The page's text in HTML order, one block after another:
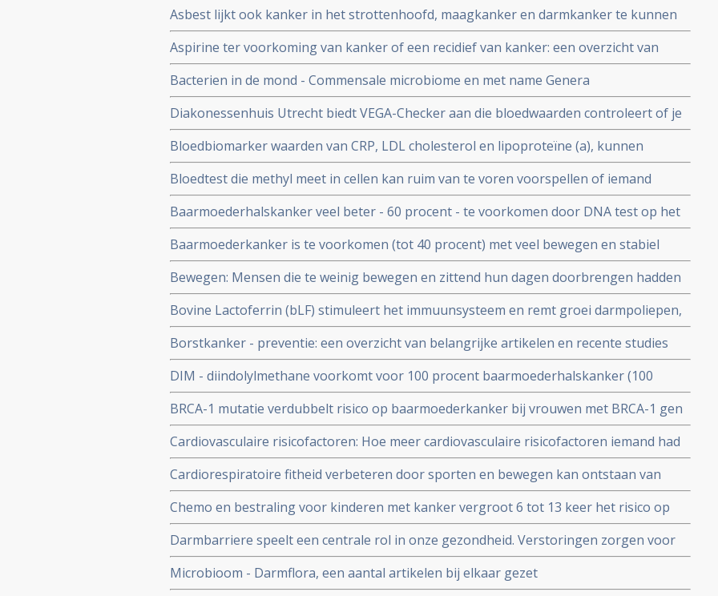
Asbest lijkt ook kanker in het strottenhoofd, maagkanker en darmkanker te kunnen
veroorzaken.
Aspirine ter voorkoming van kanker of een recidief van kanker: een overzicht van
studies met aspirine copy 1
Bacterien in de mond - Commensale microbiome en met name Genera
Corynebacterium en Kingela spelen grote rol in wel of niet ontwikkelen van mond- en
keelkanker. Vooral bij zware rokers en drinkers.
Diakonessenhuis Utrecht biedt VEGA-Checker aan die bloedwaarden controleert of je
lichaam wel alle vitamines en mineralen binnenkrijgt die het nodig heeft.
Bloedbiomarker waarden van CRP, LDL cholesterol en lipoproteïne (a), kunnen
vrouwen tientallen jaren van tevoren een beeld geven van hun risico op hartziekten
Bloedtest die methyl meet in cellen kan ruim van te voren voorspellen of iemand
borstkanker gaat ontwikkelen. Blijkt uit jarenlang onderzoek. copy 1
Baarmoederhalskanker veel beter - 60 procent - te voorkomen door DNA test op het
HPV virus in vergelijking met uitstrijkje
Baarmoederkanker is te voorkomen (tot 40 procent) met veel bewegen en stabiel
lichaamsgewicht. Te dik geeft meer risico op baarmoederkanker.
Bewegen: Mensen die te weinig bewegen en zittend hun dagen doorbrengen hadden
82 procent hoger risico om te overlijden aan kanker vergeleken met mensen die veel
bewegen en sporten, zelfs na correctie voor leeftijd, geslacht en ziektestatus.
Bovine Lactoferrin (bLF) stimuleert het immuunsysteem en remt groei darmpoliepen,
aldus dubbelblinde gerandomiseerde studie.
Borstkanker - preventie: een overzicht van belangrijke artikelen en recente studies
hoe het risico op borstkanker te verkleinen
DIM - diindolylmethane voorkomt voor 100 procent baarmoederhalskanker (100
procent vs 61 procent bij placebo) bij vrouwen met hoog risico door aanwezigheid van
intraepithelial neoplasia (CIN I–II)
BRCA-1 mutatie verdubbelt risico op baarmoederkanker bij vrouwen met BRCA-1 gen
en 26x grotere kans in vergelijking met vrouwen zonder BRCA mutaties
Cardiovasculaire risicofactoren: Hoe meer cardiovasculaire risicofactoren iemand had
als kind en tiener - zoals obesitas, hoge bloeddruk en hoog cholesterolgehalte - hoe
lager ze presteerden op geheugen- en denktesten na hun dertigste en 40e.
Cardiorespiratoire fitheid verbeteren door sporten en bewegen kan ontstaan van
prostaatkanker verminderen, blijkt uit Zweedse studie bij circa 50000 mannen
Chemo en bestraling voor kinderen met kanker vergroot 6 tot 13 keer het risico op
krijgen van borstkanker voor hun 40e jaar in vergelijking met bevolkingsrisico.
Darmbarriere speelt een centrale rol in onze gezondheid. Verstoringen zorgen voor
een groter risico op stofwisselingsziektes en speelt ook grote rol in immuniteit.
Microbioom - Darmflora, een aantal artikelen bij elkaar gezet